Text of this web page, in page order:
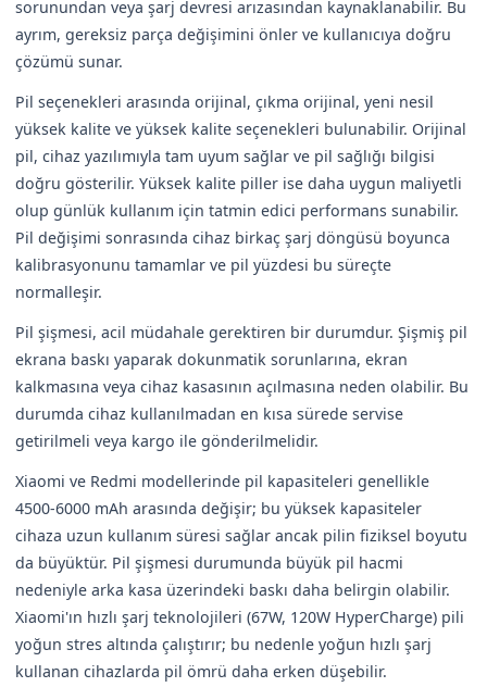
sorunundan veya şarj devresi arızasından kaynaklanabilir. Bu
ayrım, gereksiz parça değişimini önler ve kullanıcıya doğru
çözümü sunar.
Pil seçenekleri arasında orijinal, çıkma orijinal, yeni nesil
yüksek kalite ve yüksek kalite seçenekleri bulunabilir. Orijinal
pil, cihaz yazılımıyla tam uyum sağlar ve pil sağlığı bilgisi
doğru gösterilir. Yüksek kalite piller ise daha uygun maliyetli
olup günlük kullanım için tatmin edici performans sunabilir.
Pil değişimi sonrasında cihaz birkaç şarj döngüsü boyunca
kalibrasyonunu tamamlar ve pil yüzdesi bu süreçte
normalleşir.
Pil şişmesi, acil müdahale gerektiren bir durumdur. Şişmiş pil
ekrana baskı yaparak dokunmatik sorunlarına, ekran
kalkmasına veya cihaz kasasının açılmasına neden olabilir. Bu
durumda cihaz kullanılmadan en kısa sürede servise
getirilmeli veya kargo ile gönderilmelidir.
Xiaomi ve Redmi modellerinde pil kapasiteleri genellikle
4500-6000 mAh arasında değişir; bu yüksek kapasiteler
cihaza uzun kullanım süresi sağlar ancak pilin fiziksel boyutu
da büyüktür. Pil şişmesi durumunda büyük pil hacmi
nedeniyle arka kasa üzerindeki baskı daha belirgin olabilir.
Xiaomi'ın hızlı şarj teknolojileri (67W, 120W HyperCharge) pili
yoğun stres altında çalıştırır; bu nedenle yoğun hızlı şarj
kullanan cihazlarda pil ömrü daha erken düşebilir.